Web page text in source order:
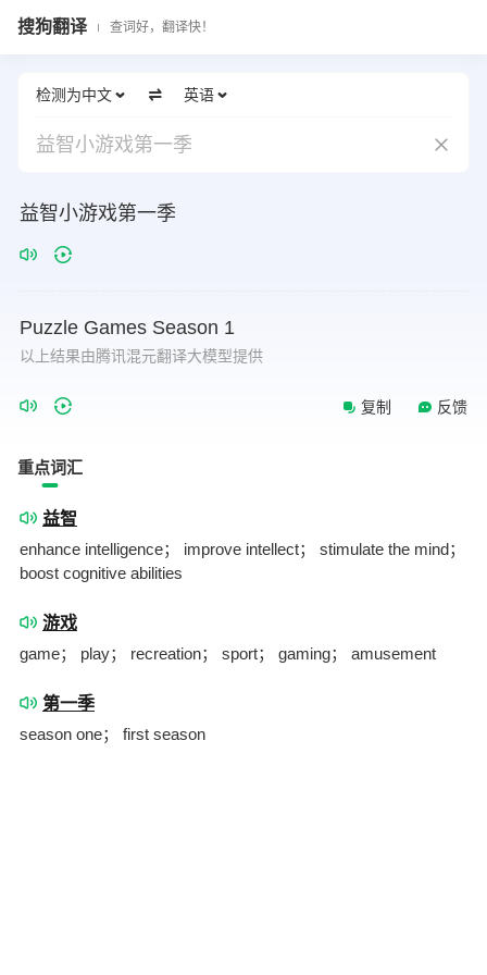
搜狗翻译 查词好，翻译快！
检测为中文 英语
益智小游戏第一季
益智小游戏第一季
Puzzle Games Season 1
以上结果由腾讯混元翻译大模型提供
复制 反馈
重点词汇
益智
enhance intelligence； improve intellect； stimulate the mind；
boost cognitive abilities
游戏
game； play； recreation； sport； gaming； amusement
第一季
season one； first season